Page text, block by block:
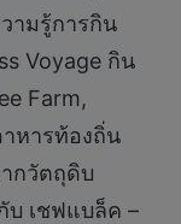
ามรู้การกิน
Voyage กิน
Farm,
าหารท้องถิ่น
กวัตถุดิบ
บ เชฟแบล็ค –